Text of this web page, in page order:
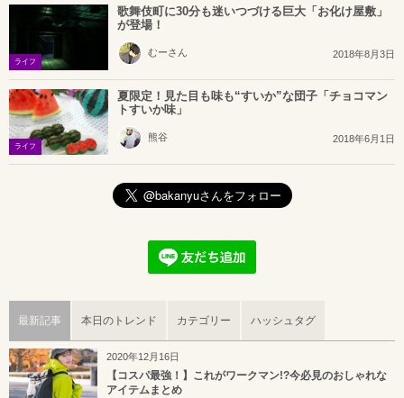
ライフ
歌舞伎町に30分も迷いつづける巨大「お化け屋敷」
が登場！
むーさん 2018年8月3日
ライフ
夏限定！見た目も味も“すいか”な団子「チョコマン
トすいか味」
熊谷 2018年6月1日
最新記事 本日のトレンド カテゴリー ハッシュタグ
2020年12月16日
【コスパ最強！】これがワークマン!?今必見のおしゃれな
アイテムまとめ